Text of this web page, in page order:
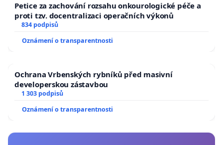
Petice za zachování rozsahu onkourologické péče a
proti tzv. docentralizaci operačních výkonů
834 podpisů
Oznámení o transparentnosti
Ochrana Vrbenských rybníků před masivní
developerskou zástavbou
1 303 podpisů
Oznámení o transparentnosti